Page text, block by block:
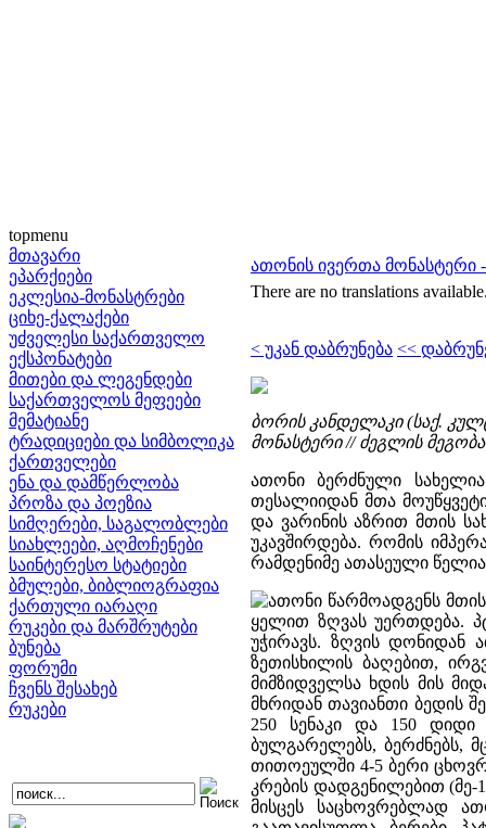
topmenu
მთავარი
ეპარქიები
ეკლესია-მონასტრები
ციხე-ქალაქები
უძველესი საქართველო
ექსპონატები
მითები და ლეგენდები
საქართველოს მეფეები
მემატიანე
ტრადიციები და სიმბოლიკა
ქართველები
ენა და დამწერლობა
პროზა და პოეზია
სიმღერები, საგალობლები
სიახლეები, აღმოჩენები
საინტერესო სტატიები
ბმულები, ბიბლიოგრაფია
ქართული იარაღი
რუკები და მარშრუტები
ბუნება
ფორუმი
ჩვენს შესახებ
რუკები
ათონის ივერთა მონასტერი
There are no translations
< უკან დაბრუნება <<
ბორის კანდელაკი (საქ.
მონასტერი //ძეგლის
ათონი ბერძნული
თესალიიდან მთა
და ვარინის აზრით მთის
უკავშირდება. რომის
რამდენიმე ათასეული
ათონი წარმოადგენს
ყელით ზღვას უერთდება.
უჭირავს. ზღვის დონიდან
ზეთისხილის ბაღებით,
მიმზიდველსა ხდის მის
მხრიდან თავიანთი ბედის
250 სენაკი და 150 დიდი
ბულგარელებს, ბერძნებს,
თითოეულში 4-5 ბერი
კრების დადგენილებით (მე-
მისცეს საცხოვრებლად